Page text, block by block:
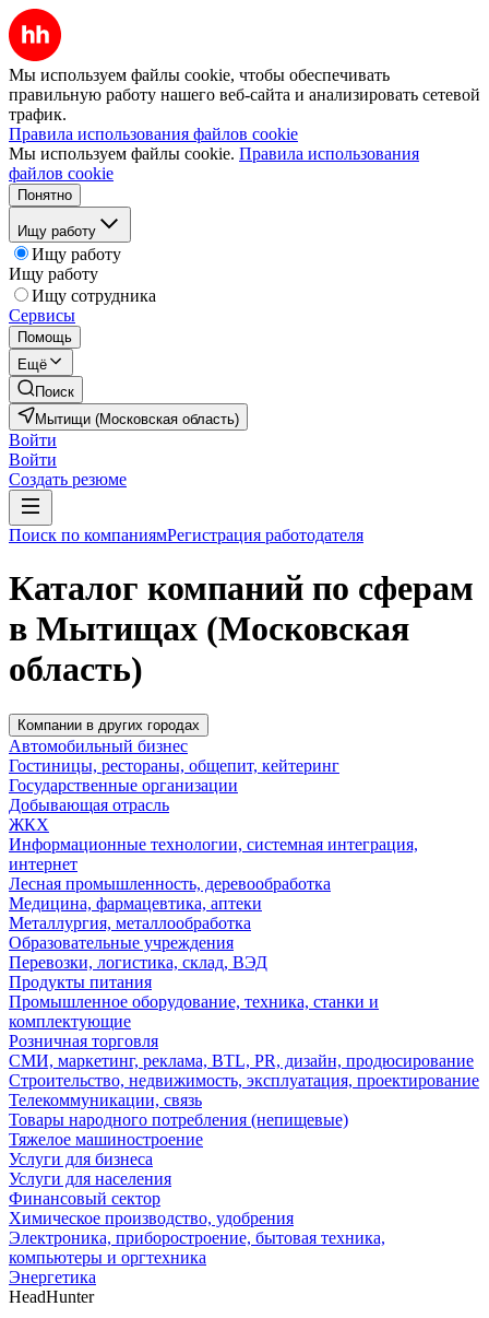
Мы используем файлы cookie, чтобы обеспечивать
правильную работу нашего веб-сайта и анализировать сетевой
трафик.
Правила использования файлов cookie
Мы используем файлы cookie. Правила использования
файлов cookie
Понятно
Ищу работу
Ищу работу
Ищу работу
Ищу сотрудника
Сервисы
Помощь
Ещё
Поиск
Мытищи (Московская область)
Войти
Войти
Создать резюме
Поиск по компаниямРегистрация работодателя
Каталог компаний по сферам
в Мытищах (Московская
область)
Компании в других городах
Автомобильный бизнес
Гостиницы, рестораны, общепит, кейтеринг
Государственные организации
Добывающая отрасль
ЖКХ
Информационные технологии, системная интеграция,
интернет
Лесная промышленность, деревообработка
Медицина, фармацевтика, аптеки
Металлургия, металлообработка
Образовательные учреждения
Перевозки, логистика, склад, ВЭД
Продукты питания
Промышленное оборудование, техника, станки и
комплектующие
Розничная торговля
СМИ, маркетинг, реклама, BTL, PR, дизайн, продюсирование
Строительство, недвижимость, эксплуатация, проектирование
Телекоммуникации, связь
Товары народного потребления (непищевые)
Тяжелое машиностроение
Услуги для бизнеса
Услуги для населения
Финансовый сектор
Химическое производство, удобрения
Электроника, приборостроение, бытовая техника,
компьютеры и оргтехника
Энергетика
HeadHunter